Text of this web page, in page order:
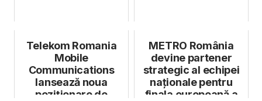
Telekom Romania
Mobile
Communications
lansează noua
poziționare de
METRO România
devine partener
strategic al echipei
naționale pentru
finala europeană a